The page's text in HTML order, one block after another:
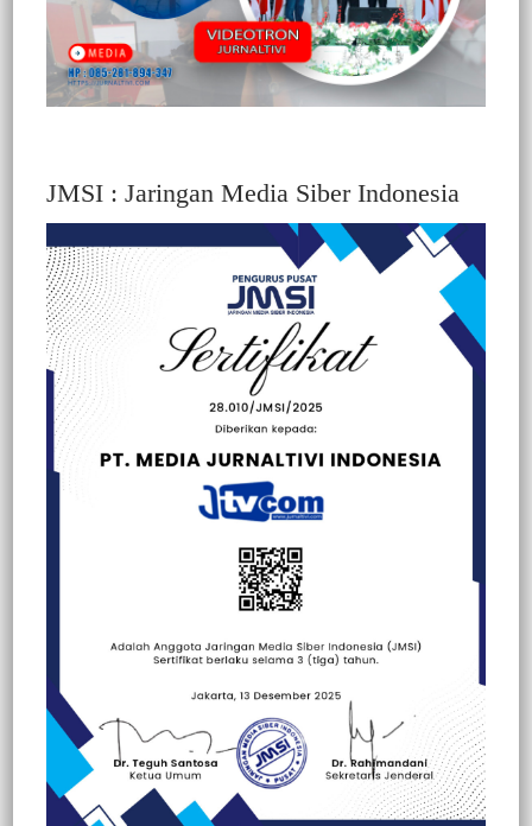
JMSI : Jaringan Media Siber Indonesia